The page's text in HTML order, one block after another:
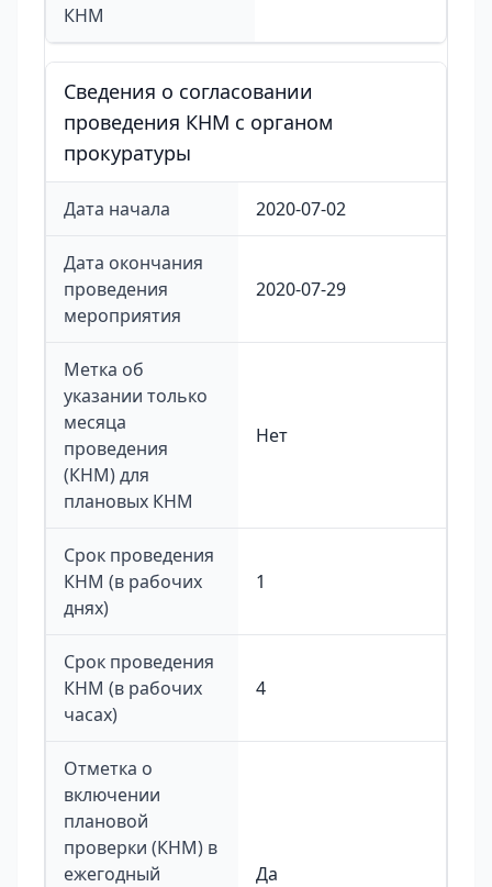
КНМ
Сведения о согласовании
проведения КНМ с органом
прокуратуры
Дата начала 2020-07-02
Дата окончания
проведения
мероприятия
2020-07-29
Метка об
указании только
месяца
проведения
(КНМ) для
плановых КНМ
Нет
Срок проведения
КНМ (в рабочих
днях)
1
Срок проведения
КНМ (в рабочих
часах)
4
Отметка о
включении
плановой
проверки (КНМ) в
ежегодный
Да